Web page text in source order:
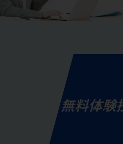
無料体験